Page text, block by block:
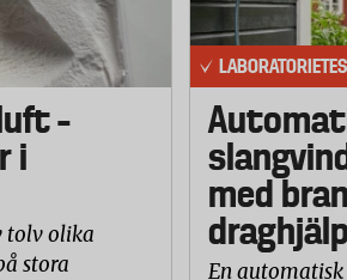
–
i
tolv olika
stora
med
draghjälp
En